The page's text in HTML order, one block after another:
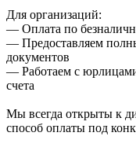
Для организаций:
— Оплата по
— Предоставляем
документов
— Работаем с
счета
Мы всегда открыты к
способ оплаты под